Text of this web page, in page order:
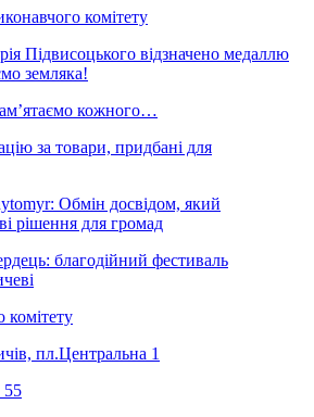
комітету
Підвисоцького відзначено медаллю
земляка!
кожного…
за товари, придбані для
Обмін досвідом, який
рішення для громад
благодійний фестиваль
комітету
пл.Центральна 1
55